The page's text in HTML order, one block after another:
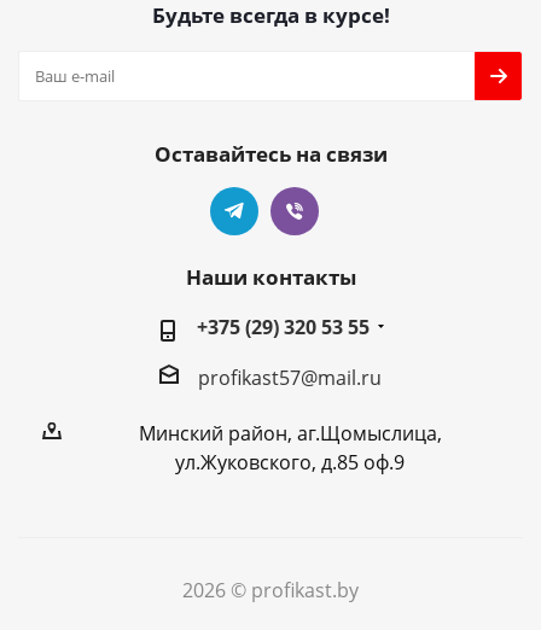
Будьте всегда в курсе!
Оставайтесь на связи
Наши контакты
+375 (29) 320 53 55
profikast57@mail.ru
Минский район, аг.Щомыслица,
ул.Жуковского, д.85 оф.9
2026 © profikast.by